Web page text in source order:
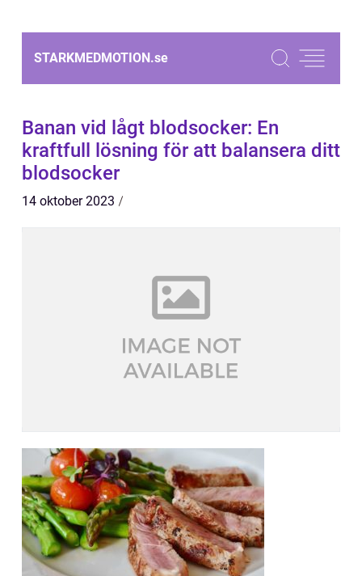
STARKMEDMOTION.se
Banan vid lågt blodsocker: En
kraftfull lösning för att balansera ditt
blodsocker
14 oktober 2023